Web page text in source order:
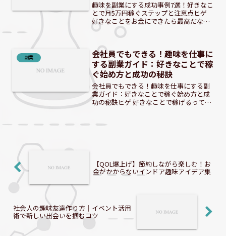
趣味を副業にする成功事例7選！好きなこ
とで月5万円稼ぐステップと注意点ヒゲ
好きなことをお金にできたら最高だな！
「趣味を仕事にできたら…」そんな夢、
多くの人が一度は抱くのではないでしょ
うか。実は現代では、あなたの「好き」
がお金に変わるチャ...
副業
会社員でもできる！趣味を仕事に
する副業ガイド：好きなことで稼
ぐ始め方と成功の秘訣
会社員でもできる！趣味を仕事にする副
業ガイド：好きなことで稼ぐ始め方と成
功の秘訣ヒゲ 好きなことで稼げるって、
自分の好きなことを仕事にできたらどん
【QOL爆上げ】節約しながら楽しむ！お
金がかからないインドア趣味アイデア集
社会人の趣味友達作り方｜イベント活用
術で新しい出会いを掴むコツ